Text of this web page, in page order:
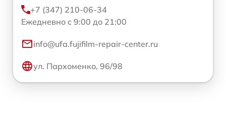
+7 (347) 210-06-34
Ежедневно с 9:00 до 21:00
info@ufa.fujifilm-repair-center.ru
ул. Пархоменко, 96/98